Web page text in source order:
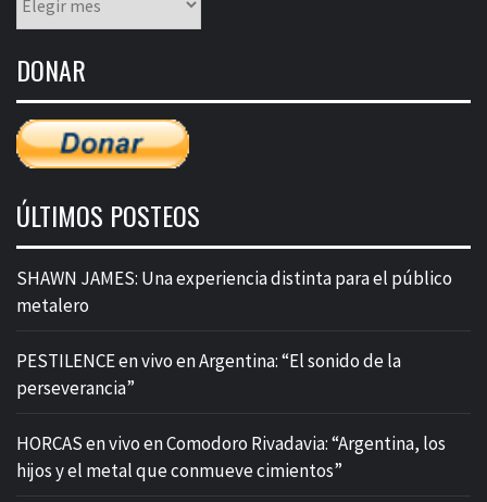
mensual
entradas
DONAR
ÚLTIMOS POSTEOS
SHAWN JAMES: Una experiencia distinta para el público
metalero
PESTILENCE en vivo en Argentina: “El sonido de la
perseverancia”
HORCAS en vivo en Comodoro Rivadavia: “Argentina, los
hijos y el metal que conmueve cimientos”